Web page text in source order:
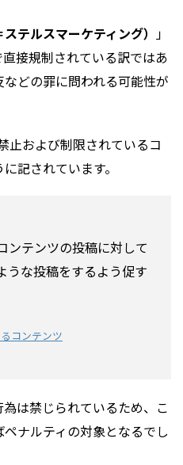
テルスマーケティング） 」
接規制されている訳ではあ
どの罪に問われる可能性が
止および制限されているコ
記されています。
ンテンツの投稿に対して
うな投稿をするよう促す
コンテンツ
は禁じられているため、こ
ナルティの対象となるでし